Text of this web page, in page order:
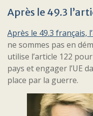
Après le 49.3
Après le 49.3 français,
ne sommes pas en
utilise l’article 122
pays et engager l’UE
place par la guerre.